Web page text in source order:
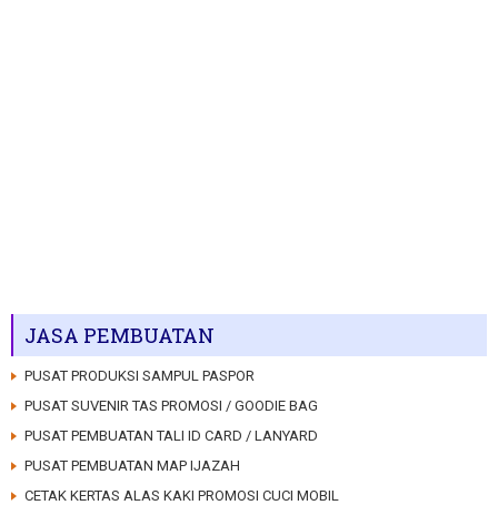
JASA PEMBUATAN
PUSAT PRODUKSI SAMPUL PASPOR
PUSAT SUVENIR TAS PROMOSI / GOODIE BAG
PUSAT PEMBUATAN TALI ID CARD / LANYARD
PUSAT PEMBUATAN MAP IJAZAH
CETAK KERTAS ALAS KAKI PROMOSI CUCI MOBIL